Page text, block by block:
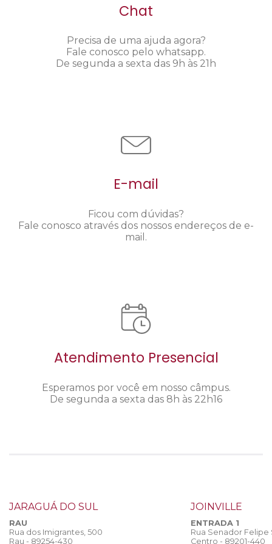
Chat
Precisa de uma ajuda agora?
Fale conosco pelo whatsapp.
De segunda a sexta das 9h às 21h
E-mail
Ficou com dúvidas?
Fale conosco através dos nossos endereços de e-
mail.
Atendimento Presencial
Esperamos por você em nosso câmpus.
De segunda a sexta das 8h às 22h16
JARAGUÁ DO SUL
RAU
Rua dos Imigrantes, 500
Rau - 89254-430
JOINVILLE
ENTRADA 1
Rua Senador
Centro - 89201-440